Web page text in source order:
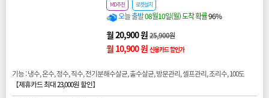
MD추천 로켓설치
오늘 출발08월10일(월) 도착 확률96%
월 20,900 원25,900원
월 10,900 원 신용카드 할인가
기능 : 냉수, 온수, 정수, 직수, 전기분해수살균, 출수살균, 방문관리, 셀프관리, 조리수, 100도
【제휴카드 최대 23,000원 할인】